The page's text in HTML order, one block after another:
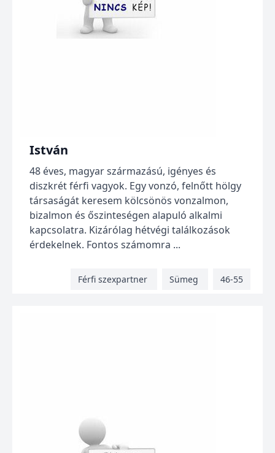
István
48 éves, magyar származású, igényes és
diszkrét férfi vagyok. Egy vonzó, felnőtt hölgy
társaságát keresem kölcsönös vonzalmon,
bizalmon és őszinteségen alapuló alkalmi
kapcsolatra. Kizárólag hétvégi találkozások
érdekelnek. Fontos számomra ...
Férfi szexpartner Sümeg 46-55